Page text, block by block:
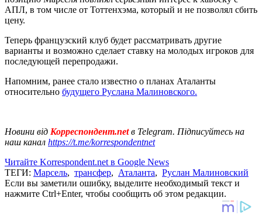
АПЛ, в том числе от Тоттенхэма, который и не позволял сбить
цену.
Теперь французский клуб будет рассматривать другие
варианты и возможно сделает ставку на молодых игроков для
последующей перепродажи.
Напомним, ранее стало известно о планах Аталанты
относительно будущего Руслана Малиновского.
Новини від Корреспондент.netв Telegram. Підписуйтесь на
наш канал https://t.me/korrespondentnet
Читайте Korrespondent.net в Google News
ТЕГИ: Марсель, трансфер, Аталанта, Руслан Малиновский
Если вы заметили ошибку, выделите необходимый текст и
нажмите Ctrl+Enter, чтобы сообщить об этом редакции.